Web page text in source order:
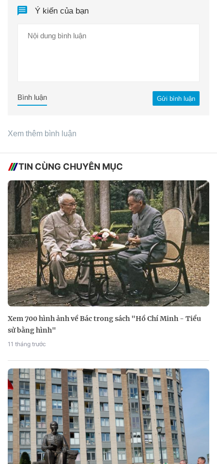
Ý kiến của bạn
Gửi bình luận
Bình luận
Xem thêm bình luận
TIN CÙNG CHUYÊN MỤC
Xem 700 hình ảnh về Bác trong sách "Hồ Chí Minh - Tiểu
sử bằng hình"
11 tháng trước